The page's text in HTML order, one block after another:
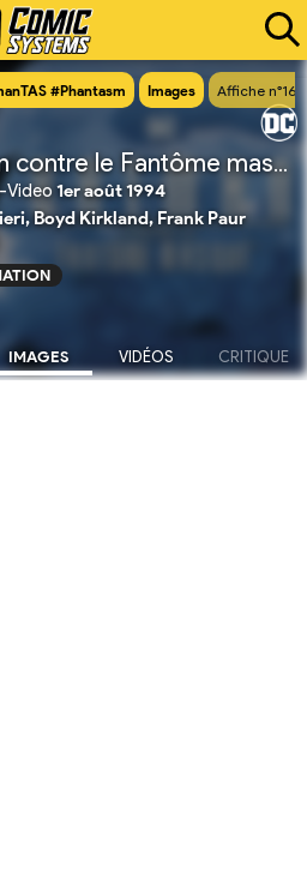
#Phantasm Images Affiche
Batman contre le Fantôme masqué
Video 1er août 1994
Boyd Kirkland, Frank Paur
IMAGES VIDÉOS CRITIQUE